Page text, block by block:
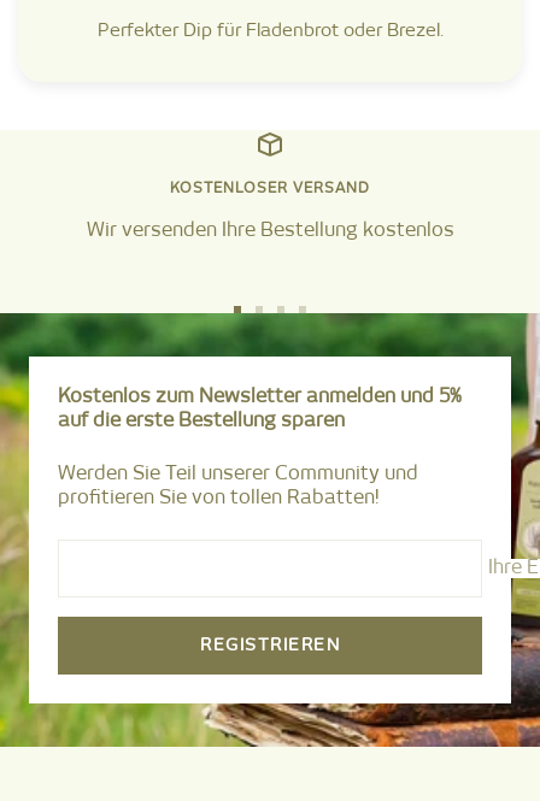
Perfekter Dip für Fladenbrot oder Brezel.
KOSTENLOSER VERSAND
Wir versenden Ihre Bestellung kostenlos
Zur
gehen
Zur
Kostenlos zum Newsletter anmelden und 5%
auf die erste Bestellung sparen
Werden Sie Teil unserer Community und
profitieren Sie von tollen Rabatten!
Ihre
REGISTRIEREN